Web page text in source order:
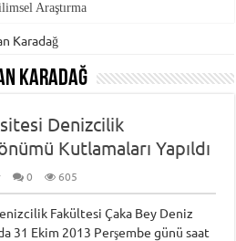
Araştırma
Karadağ
Karadağ
Denizcilik
Kutlamaları Yapıldı
0 605
Fakültesi Çaka Bey Deniz
31 Ekim 2013 Perşembe günü saat